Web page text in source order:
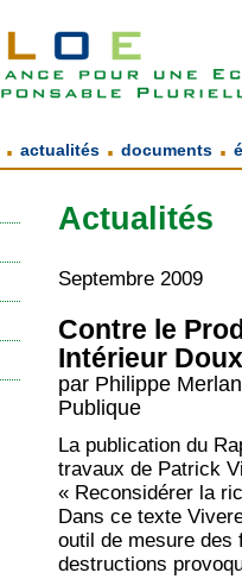
. actualités . documents .
Actualités
Septembre 2009
Contre le
Intérieur
par Philippe
Publique
La publication du
travaux de Patrick
« Reconsidérer la
Dans ce texte
outil de mesure des
destructions